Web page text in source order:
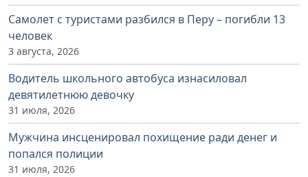
Самолет с туристами разбился в Перу – погибли 13
человек
3 августа, 2026
Водитель школьного автобуса изнасиловал
девятилетнюю девочку
31 июля, 2026
Мужчина инсценировал похищение ради денег и
попался полиции
31 июля, 2026